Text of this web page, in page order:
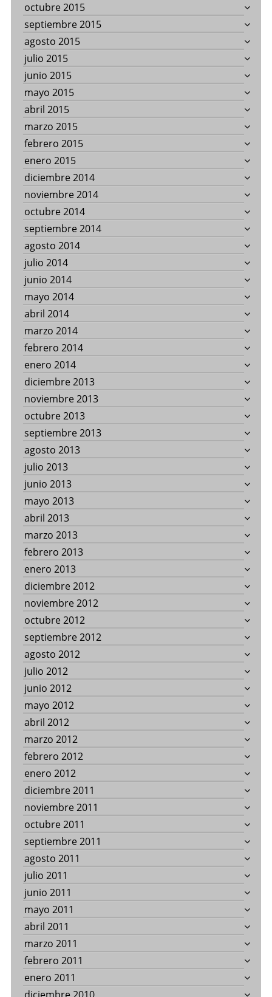
octubre 2015
septiembre 2015
agosto 2015
julio 2015
junio 2015
mayo 2015
abril 2015
marzo 2015
febrero 2015
enero 2015
diciembre 2014
noviembre 2014
octubre 2014
septiembre 2014
agosto 2014
julio 2014
junio 2014
mayo 2014
abril 2014
marzo 2014
febrero 2014
enero 2014
diciembre 2013
noviembre 2013
octubre 2013
septiembre 2013
agosto 2013
julio 2013
junio 2013
mayo 2013
abril 2013
marzo 2013
febrero 2013
enero 2013
diciembre 2012
noviembre 2012
octubre 2012
septiembre 2012
agosto 2012
julio 2012
junio 2012
mayo 2012
abril 2012
marzo 2012
febrero 2012
enero 2012
diciembre 2011
noviembre 2011
octubre 2011
septiembre 2011
agosto 2011
julio 2011
junio 2011
mayo 2011
abril 2011
marzo 2011
febrero 2011
enero 2011